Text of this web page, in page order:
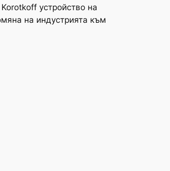
устройство на
на индустрията към